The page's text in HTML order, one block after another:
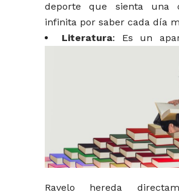
deporte que sienta una
infinita por saber cada día
Literatura: Es un
Ravelo hereda